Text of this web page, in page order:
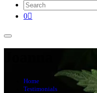
0
Home
Testimonials